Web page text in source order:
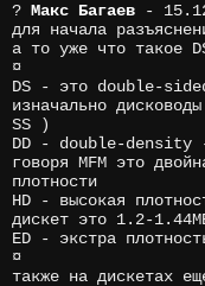
? Макс Багаев -
для начала
а то уже что такое
¤
DS - это double-
изначально
SS )
DD - double-density -
говоря MFM это
плотности
HD - высокая
дискет это 1.2-
ED - экстра
¤
также на дискетах